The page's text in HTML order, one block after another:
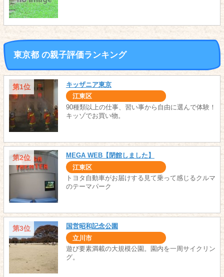
東京都 の親子評価ランキング
第1位 キッザニア東京
江東区
90種類以上の仕事、習い事から自由に選んで体験！
キッゾでお買い物。
第2位 MEGA WEB【閉館しました】
江東区
トヨタ自動車がお届けする見て乗って感じるクルマ
のテーマパーク
第3位 国営昭和記念公園
立川市
遊び要素満載の大規模公園。園内を一周サイクリン
グ。